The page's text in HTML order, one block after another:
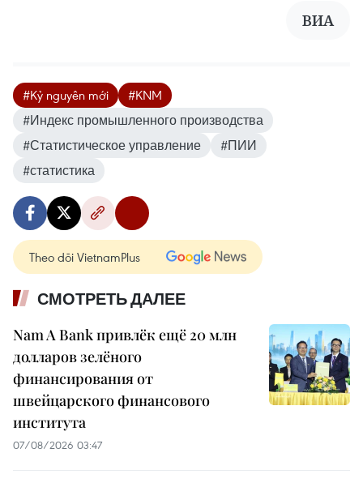
ВИА
#Kỷ nguyên mới
#KNM
#Индекс промышленного производства
#Статистическое управление
#ПИИ
#статистика
Theo dõi VietnamPlus
СМОТРЕТЬ ДАЛЕЕ
Nam A Bank привлёк ещё 20 млн
долларов зелёного
финансирования от
швейцарского финансового
института
07/08/2026 03:47